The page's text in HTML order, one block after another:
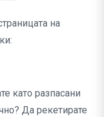
на
като разпасани
Да рекетирате